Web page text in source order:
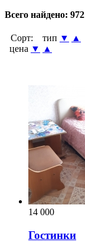
Всего найдено: 972
Сорт: тип ▼ ▲
цена ▼ ▲
14 000
Гостинки